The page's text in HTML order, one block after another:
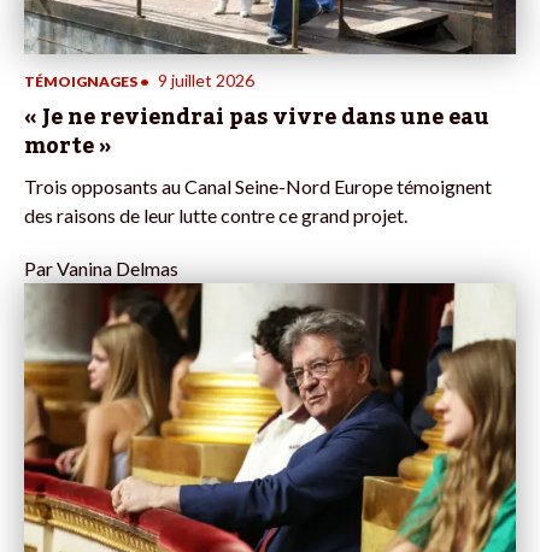
TÉMOIGNAGES • 9 juillet 2026
« Je ne reviendrai pas vivre dans une eau
morte »
Trois opposants au Canal Seine-Nord Europe témoignent
des raisons de leur lutte contre ce grand projet.
ParVanina Delmas